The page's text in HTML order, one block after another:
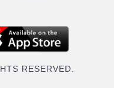
RESERVED.